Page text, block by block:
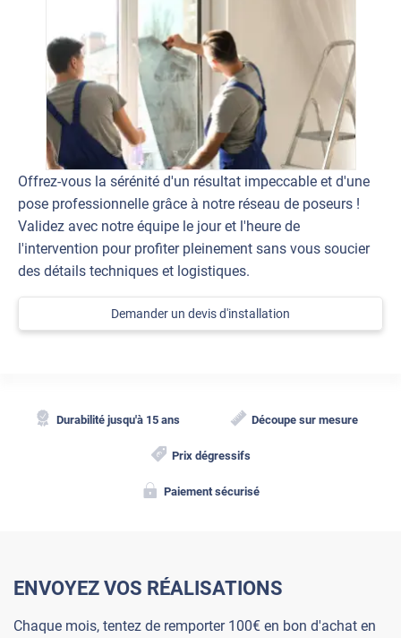
Offrez-vous la sérénité d'un résultat impeccable et d'une
pose professionnelle grâce à notre réseau de poseurs !
Validez avec notre équipe le jour et l'heure de
l'intervention pour profiter pleinement sans vous soucier
des détails techniques et logistiques.
Demander un devis d'installation
Durabilité jusqu'à 15 ans Découpe sur mesure
Prix dégressifs
Paiement sécurisé
ENVOYEZ VOS RÉALISATIONS
Chaque mois, tentez de remporter 100€ en bon d'achat en